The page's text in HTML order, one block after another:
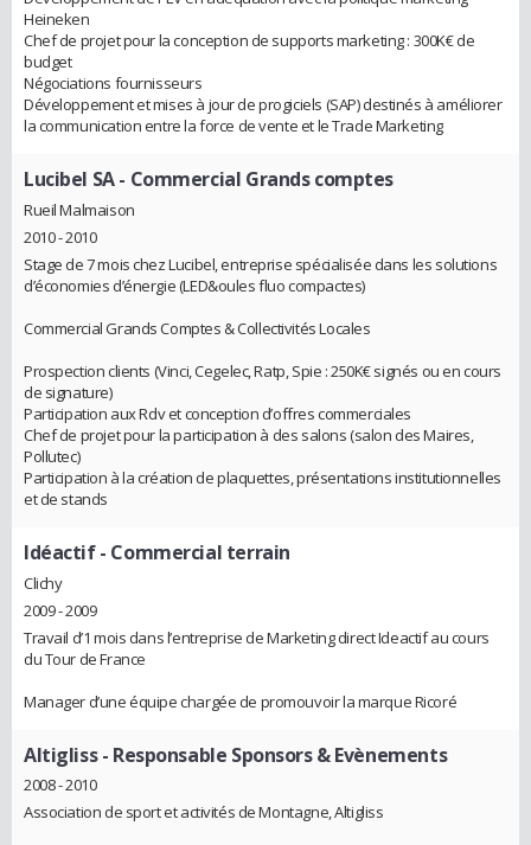
Heineken
Chef de projet pour la conception de supports marketing : 300K€ de
budget
Négociations fournisseurs
Développement et mises à jour de progiciels (SAP) destinés à améliorer
la communication entre la force de vente et le Trade Marketing
Lucibel SA- Commercial Grands comptes
Rueil Malmaison
2010 - 2010
Stage de 7 mois chez Lucibel, entreprise spécialisée dans les solutions
d’économies d’énergie (LED&oules fluo compactes)
Commercial Grands Comptes & Collectivités Locales
Prospection clients (Vinci, Cegelec, Ratp, Spie : 250K€ signés ou en cours
de signature)
Participation aux Rdv et conception d’offres commerciales
Chef de projet pour la participation à des salons (salon des Maires,
Pollutec)
Participation à la création de plaquettes, présentations institutionnelles
et de stands
Idéactif- Commercial terrain
Clichy
2009 - 2009
Travail d’1 mois dans l’entreprise de Marketing direct Ideactif au cours
du Tour de France
Manager d’une équipe chargée de promouvoir la marque Ricoré
Altigliss- Responsable Sponsors & Evènements
2008 - 2010
Association de sport et activités de Montagne, Altigliss